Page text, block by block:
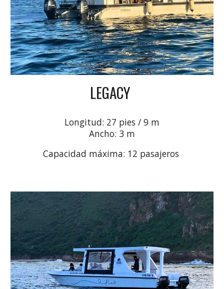
LEGACY
Longitud: 27 pies / 9 m
Ancho: 3 m
Capacidad máxima: 12 pasajeros